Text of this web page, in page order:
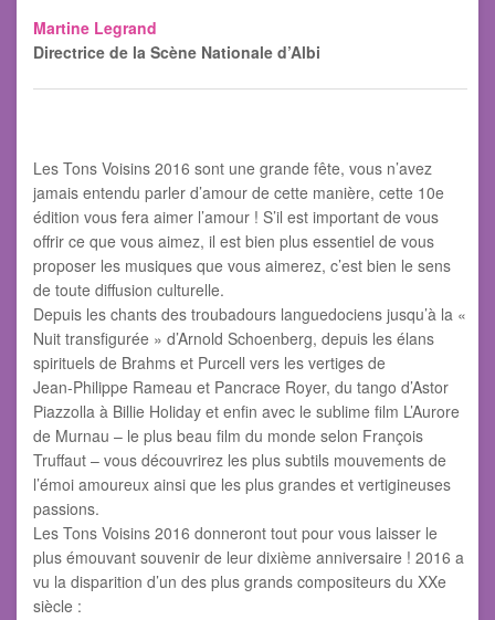
Martine Legrand
Directrice de la Scène Nationale d’Albi
Les Tons Voisins 2016 sont une grande fête, vous n’avez
jamais entendu parler d’amour de cette manière, cette 10e
édition vous fera aimer l’amour ! S’il est important de vous
offrir ce que vous aimez, il est bien plus essentiel de vous
proposer les musiques que vous aimerez, c’est bien le sens
de toute diffusion culturelle.
Depuis les chants des troubadours languedociens jusqu’à la «
Nuit transfigurée » d’Arnold Schoenberg, depuis les élans
spirituels de Brahms et Purcell vers les vertiges de
Jean-Philippe Rameau et Pancrace Royer, du tango d’Astor
Piazzolla à Billie Holiday et enfin avec le sublime film L’Aurore
de Murnau – le plus beau film du monde selon François
Truffaut – vous découvrirez les plus subtils mouvements de
l’émoi amoureux ainsi que les plus grandes et vertigineuses
passions.
Les Tons Voisins 2016 donneront tout pour vous laisser le
plus émouvant souvenir de leur dixième anniversaire ! 2016 a
vu la disparition d’un des plus grands compositeurs du XXe
siècle :